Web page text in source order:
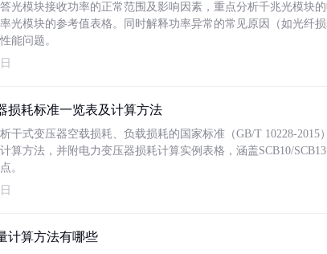
光模块接收功率的正常范围及影响因素，重点分析千兆光模块
光模块的参考值表格。同时解释功率异常的常见原因（如光纤
能问题。
损耗标准一览表及计算方法
干式变压器空载损耗、负载损耗的国家标准（GB/T 10228-
算方法，并附电力变压器损耗计算实例表格，涵盖SCB10/
。
计算方法有哪些